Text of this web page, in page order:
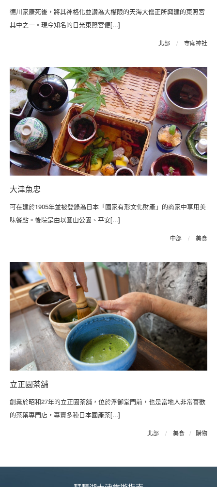
德川家康死後，將其神格化並讚為大權限的天海大僧正所興建的東照宮
其中之一。現今知名的日光東照宮便[...]
北部 / 寺廟神社
大津魚忠
可在建於1905年並被登錄為日本「國家有形文化財產」的商家中享用美
味餐點。後院是由以圓山公園、平安[...]
中部 / 美食
立正園茶舖
創業於昭和27年的立正園茶舖，位於浮御堂門前，也是當地人非常喜歡
的茶葉專門店，專賣多種日本國產茶[...]
北部 / 美食 / 購物